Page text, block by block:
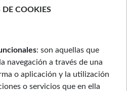
DE COOKIES
: son aquellas que
navegación a través de una
o aplicación y la utilización
o servicios que en ella